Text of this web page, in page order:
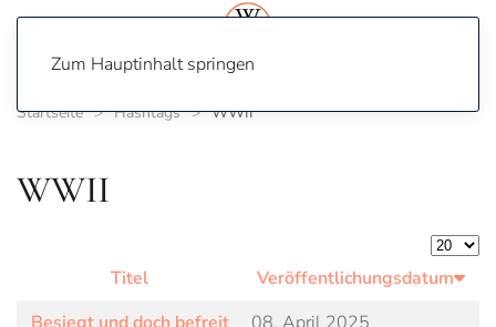
Zum Hauptinhalt springen
Startseite Hashtags WWII
WWII
Titel
Veröffentlichungsdatum